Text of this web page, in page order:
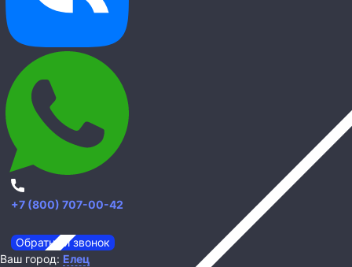
+7 (800) 707-00-42
Обратный звонок
Ваш город: Елец